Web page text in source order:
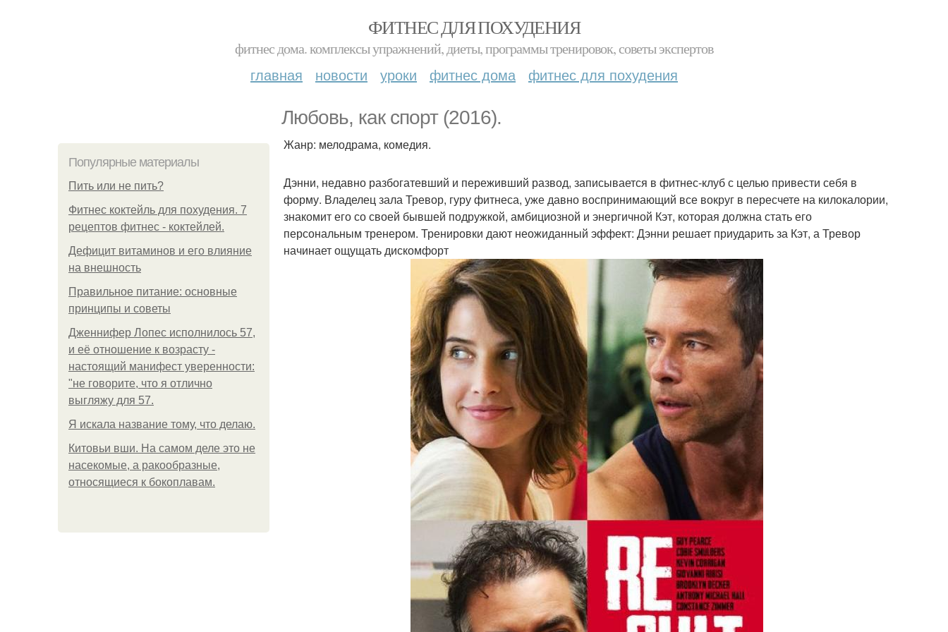
ФИТНЕС ДЛЯ ПОХУДЕНИЯ
фитнес дома. комплексы упражнений, диеты, программы тренировок, советы экспертов
главная новости уроки фитнес дома фитнес для похудения
Любовь, как спорт (2016).
Популярные материалы
Пить или не пить?
Фитнес коктейль для похудения. 7
рецептов фитнес - коктейлей.
Дефицит витаминов и его влияние
на внешность
Правильное питание: основные
принципы и советы
Дженнифер Лопес исполнилось 57,
и её отношение к возрасту -
настоящий манифест уверенности:
"не говорите, что я отлично
выгляжу для 57.
Я искала название тому, что делаю.
Китовьи вши. На самом деле это не
насекомые, а ракообразные,
относящиеся к бокоплавам.
Жанр: мелодрама, комедия.
Дэнни, недавно разбогатевший и переживший развод, записывается в фитнес-клуб с целью привести себя в
форму. Владелец зала Тревор, гуру фитнеса, уже давно воспринимающий все вокруг в пересчете на килокалории,
знакомит его со своей бывшей подружкой, амбициозной и энергичной Кэт, которая должна стать его
персональным тренером. Тренировки дают неожиданный эффект: Дэнни решает приударить за Кэт, а Тревор
начинает ощущать дискомфорт